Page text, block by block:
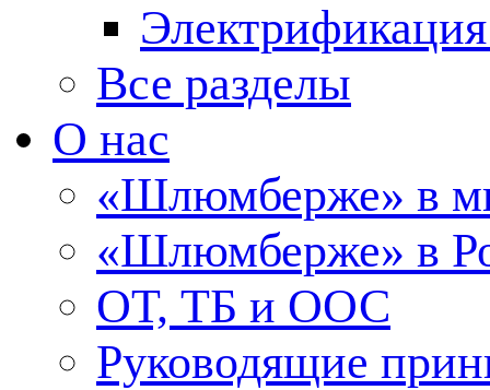
Все разделы
О нас
«Шлюмберже» в
«Шлюмберже» в
ОТ, ТБ и ООС
Руководящие